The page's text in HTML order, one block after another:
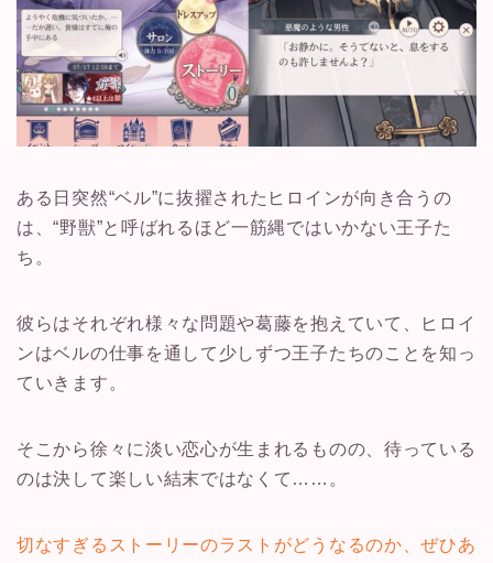
ある日突然“ベル”に抜擢されたヒロインが向き合うの
は、“野獣”と呼ばれるほど一筋縄ではいかない王子た
ち。
彼らはそれぞれ様々な問題や葛藤を抱えていて、ヒロイ
ンはベルの仕事を通して少しずつ王子たちのことを知っ
ていきます。
そこから徐々に淡い恋心が生まれるものの、待っている
のは決して楽しい結末ではなくて……。
切なすぎるストーリーのラストがどうなるのか、ぜひあ